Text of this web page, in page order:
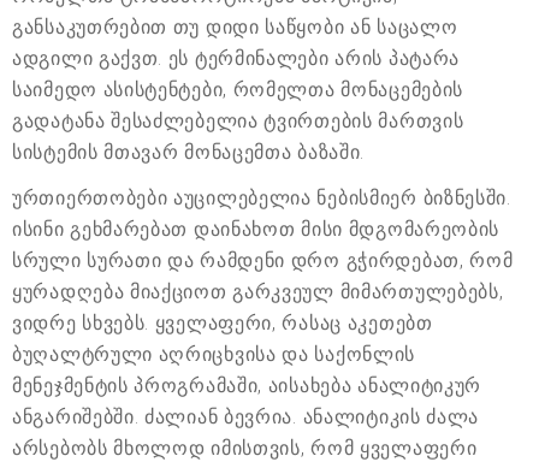
განსაკუთრებით თუ დიდი საწყობი ან საცალო
ადგილი გაქვთ. ეს ტერმინალები არის პატარა
საიმედო ასისტენტები, რომელთა მონაცემების
გადატანა შესაძლებელია ტვირთების მართვის
სისტემის მთავარ მონაცემთა ბაზაში.
ურთიერთობები აუცილებელია ნებისმიერ ბიზნესში.
ისინი გეხმარებათ დაინახოთ მისი მდგომარეობის
სრული სურათი და რამდენი დრო გჭირდებათ, რომ
ყურადღება მიაქციოთ გარკვეულ მიმართულებებს,
ვიდრე სხვებს. ყველაფერი, რასაც აკეთებთ
ბუღალტრული აღრიცხვისა და საქონლის
მენეჯმენტის პროგრამაში, აისახება ანალიტიკურ
ანგარიშებში. ძალიან ბევრია. ანალიტიკის ძალა
არსებობს მხოლოდ იმისთვის, რომ ყველაფერი